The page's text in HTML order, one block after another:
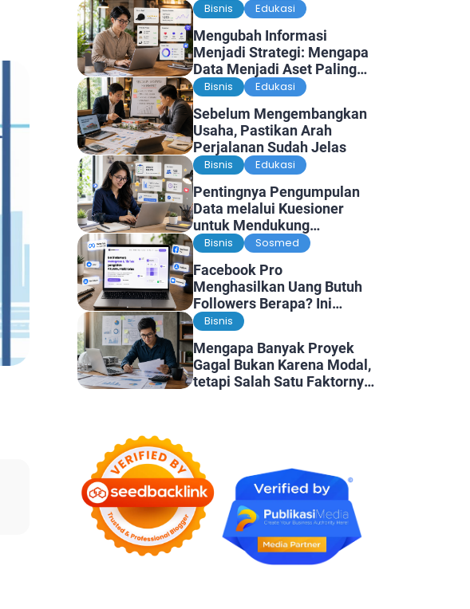
Bisnis Edukasi
Mengubah Informasi
Menjadi Strategi: Mengapa
Data Menjadi Aset Paling
Berharga di Era Digital
Bisnis Edukasi
Sebelum Mengembangkan
Usaha, Pastikan Arah
Perjalanan Sudah Jelas
Bisnis Edukasi
Pentingnya Pengumpulan
Data melalui Kuesioner
untuk Mendukung
Penelitian dan Pengambilan
Bisnis Sosmed
Facebook Pro
Menghasilkan Uang Butuh
Followers Berapa? Ini
Faktanya
Bisnis
Mengapa Banyak Proyek
Gagal Bukan Karena Modal,
tetapi Salah Satu Faktornya